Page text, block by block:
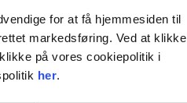
for at få hjemmesiden til
markedsføring. Ved at klikke
på vores cookiepolitik i
her.